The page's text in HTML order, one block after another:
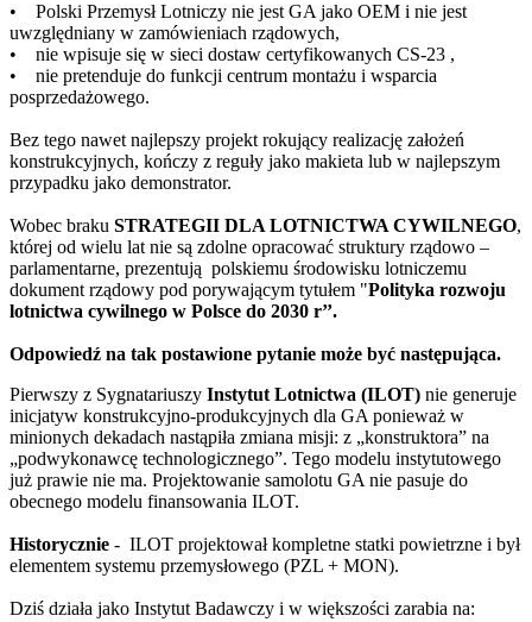
• Polski Przemysł Lotniczy nie jest GA jako OEM i nie jest
uwzględniany w zamówieniach rządowych,
• nie wpisuje się w sieci dostaw certyfikowanych CS-23 ,
• nie pretenduje do funkcji centrum montażu i wsparcia
posprzedażowego.
Bez tego nawet najlepszy projekt rokujący realizację założeń
konstrukcyjnych, kończy z reguły jako makieta lub w najlepszym
przypadku jako demonstrator.
Wobec braku STRATEGII DLA LOTNICTWA CYWILNEGO,
której od wielu lat nie są zdolne opracować struktury rządowo –
parlamentarne, prezentują polskiemu środowisku lotniczemu
dokument rządowy pod porywającym tytułem "Polityka rozwoju
lotnictwa cywilnego w Polsce do 2030 r’’.
Odpowiedź na tak postawione pytanie może być następująca.
Pierwszy z Sygnatariuszy Instytut Lotnictwa (ILOT) nie generuje
inicjatyw konstrukcyjno-produkcyjnych dla GA ponieważ w
minionych dekadach nastąpiła zmiana misji: z „konstruktora” na
„podwykonawcę technologicznego”. Tego modelu instytutowego
już prawie nie ma. Projektowanie samolotu GA nie pasuje do
obecnego modelu finansowania ILOT.
Historycznie - ILOT projektował kompletne statki powietrzne i był
elementem systemu przemysłowego (PZL + MON).
Dziś działa jako Instytut Badawczy i w większości zarabia na: